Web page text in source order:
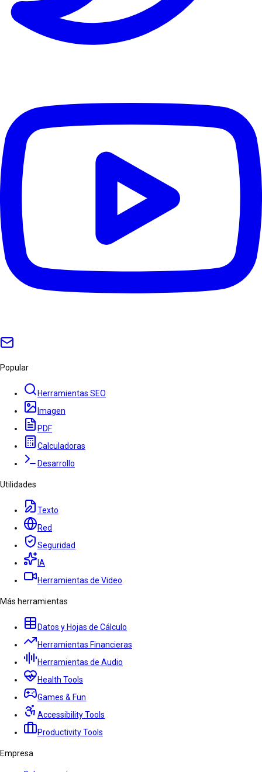
Popular
Herramientas SEO
Imagen
PDF
Calculadoras
Desarrollo
Utilidades
Texto
Red
Seguridad
IA
Herramientas de Video
Más herramientas
Datos y Hojas de Cálculo
Herramientas Financieras
Herramientas de Audio
Health Tools
Games & Fun
Accessibility Tools
Productivity Tools
Empresa